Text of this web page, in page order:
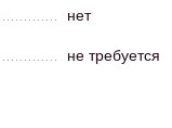
нет
не требуется